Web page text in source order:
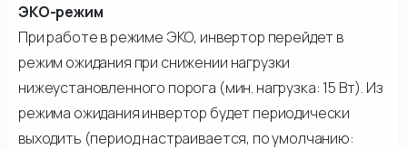
ЭКО-режим
При работе в режиме ЭКО, инвертор перейдет в
режим ожидания при снижении нагрузки
нижеустановленного порога (мин. нагрузка: 15 Вт). Из
режима ожидания инвертор будет периодически
выходить (период настраивается, по умолчанию: